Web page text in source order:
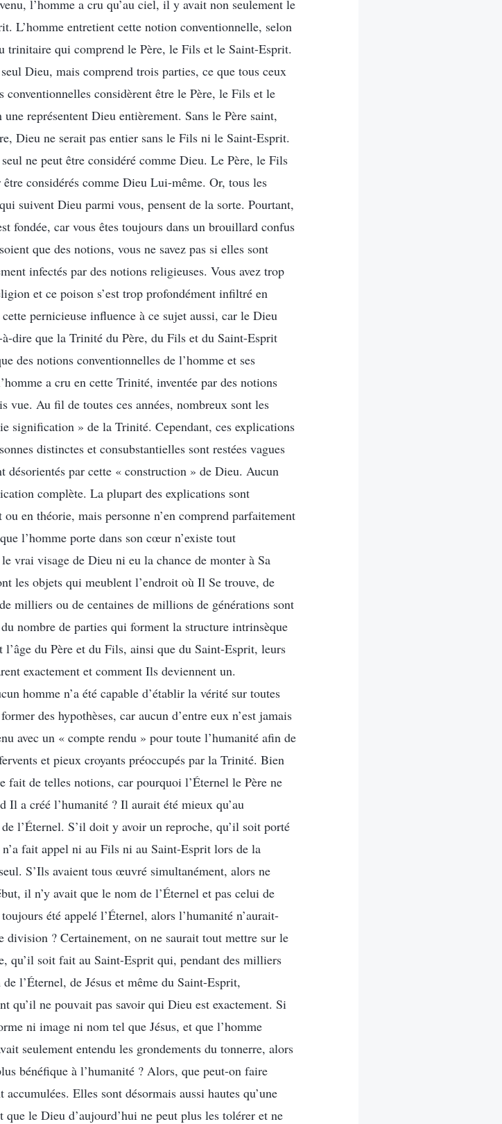
l’homme a cru qu’au ciel, il y avait non seulement le
L’homme entretient cette notion conventionnelle, selon
qui comprend le Père, le Fils et le Saint-Esprit.
Dieu, mais comprend trois parties, ce que tous ceux
conventionnelles considèrent être le Père, le Fils et le
représentent Dieu entièrement. Sans le Père saint,
Dieu ne serait pas entier sans le Fils ni le Saint-Esprit.
ne peut être considéré comme Dieu. Le Père, le Fils
considérés comme Dieu Lui-même. Or, tous les
suivent Dieu parmi vous, pensent de la sorte. Pourtant,
fondée, car vous êtes toujours dans un brouillard confus
que des notions, vous ne savez pas si elles sont
infectés par des notions religieuses. Vous avez trop
et ce poison s’est trop profondément infiltré en
pernicieuse influence à ce sujet aussi, car le Dieu
dire que la Trinité du Père, du Fils et du Saint-Esprit
des notions conventionnelles de l’homme et ses
a cru en cette Trinité, inventée par des notions
vue. Au fil de toutes ces années, nombreux sont les
signification » de la Trinité. Cependant, ces explications
distinctes et consubstantielles sont restées vagues
désorientés par cette « construction » de Dieu. Aucun
complète. La plupart des explications sont
en théorie, mais personne n’en comprend parfaitement
l’homme porte dans son cœur n’existe tout
vrai visage de Dieu ni eu la chance de monter à Sa
les objets qui meublent l’endroit où Il Se trouve, de
milliers ou de centaines de millions de générations sont
nombre de parties qui forment la structure intrinsèque
du Père et du Fils, ainsi que du Saint-Esprit, leurs
exactement et comment Ils deviennent un.
homme n’a été capable d’établir la vérité sur toutes
des hypothèses, car aucun d’entre eux n’est jamais
avec un « compte rendu » pour toute l’humanité afin de
et pieux croyants préoccupés par la Trinité. Bien
fait de telles notions, car pourquoi l’Éternel le Père ne
Il a créé l’humanité ? Il aurait été mieux qu’au
l’Éternel. S’il doit y avoir un reproche, qu’il soit porté
fait appel ni au Fils ni au Saint-Esprit lors de la
S’Ils avaient tous œuvré simultanément, alors ne
il n’y avait que le nom de l’Éternel et pas celui de
été appelé l’Éternel, alors l’humanité n’aurait-
division ? Certainement, on ne saurait tout mettre sur le
qu’il soit fait au Saint-Esprit qui, pendant des milliers
l’Éternel, de Jésus et même du Saint-Esprit,
qu’il ne pouvait pas savoir qui Dieu est exactement. Si
ni image ni nom tel que Jésus, et que l’homme
seulement entendu les grondements du tonnerre, alors
bénéfique à l’humanité ? Alors, que peut-on faire
Elles sont désormais aussi hautes qu’une
le Dieu d’aujourd’hui ne peut plus les tolérer et ne